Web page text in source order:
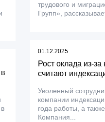
трудового и
Групп»,
01.12.2025
Рост оклада из-
считают
Уволенный
компании
года работы, а
Компания...